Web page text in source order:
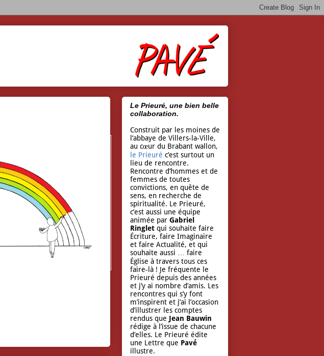
Le Prieuré, une bien belle
collaboration.
Construit par les moines de
l’abbaye de Villers-la-Ville,
au cœur du Brabant wallon,
le Prieuré c’est surtout un
lieu de rencontre.
Rencontre d’hommes et de
femmes de toutes
convictions, en quête de
sens, en recherche de
spiritualité. Le Prieuré,
c’est aussi une équipe
animée par Gabriel
Ringlet qui souhaite faire
Écriture, faire Imaginaire
et faire Actualité, et qui
souhaite aussi … faire
Église à travers tous ces
faire-là ! Je fréquente le
Prieuré depuis des années
et j’y ai nombre d’amis. Les
rencontres qui s’y font
m’inspirent et j’ai l’occasion
d’illustrer les comptes
rendus que Jean Bauwin
rédige à l’issue de chacune
d’elles. Le Prieuré édite
une Lettre que Pavé
illustre.